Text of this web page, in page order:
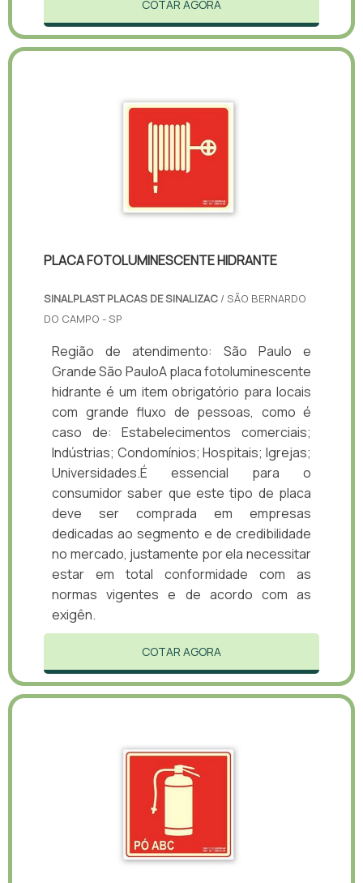
COTAR AGORA
PLACA FOTOLUMINESCENTE HIDRANTE
SINALPLAST PLACAS DE SINALIZAC / SÃO BERNARDO
DO CAMPO - SP
Região de atendimento: São Paulo e
Grande São PauloA placa fotoluminescente
hidrante é um item obrigatório para locais
com grande fluxo de pessoas, como é
caso de: Estabelecimentos comerciais;
Indústrias; Condomínios; Hospitais; Igrejas;
Universidades.É essencial para o
consumidor saber que este tipo de placa
deve ser comprada em empresas
dedicadas ao segmento e de credibilidade
no mercado, justamente por ela necessitar
estar em total conformidade com as
normas vigentes e de acordo com as
exigên.
COTAR AGORA